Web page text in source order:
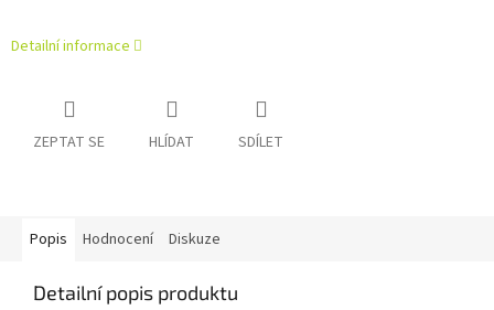
Detailní informace
ZEPTAT SE HLÍDAT SDÍLET
Popis Hodnocení Diskuze
Detailní popis produktu